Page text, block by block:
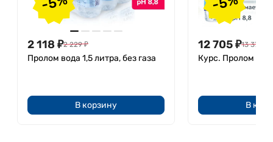
2 118 ₽2 229 ₽
Пролом вода 1,5 литра, без газа
В корзину
12 705₽13 374
Курс. Пролом
В